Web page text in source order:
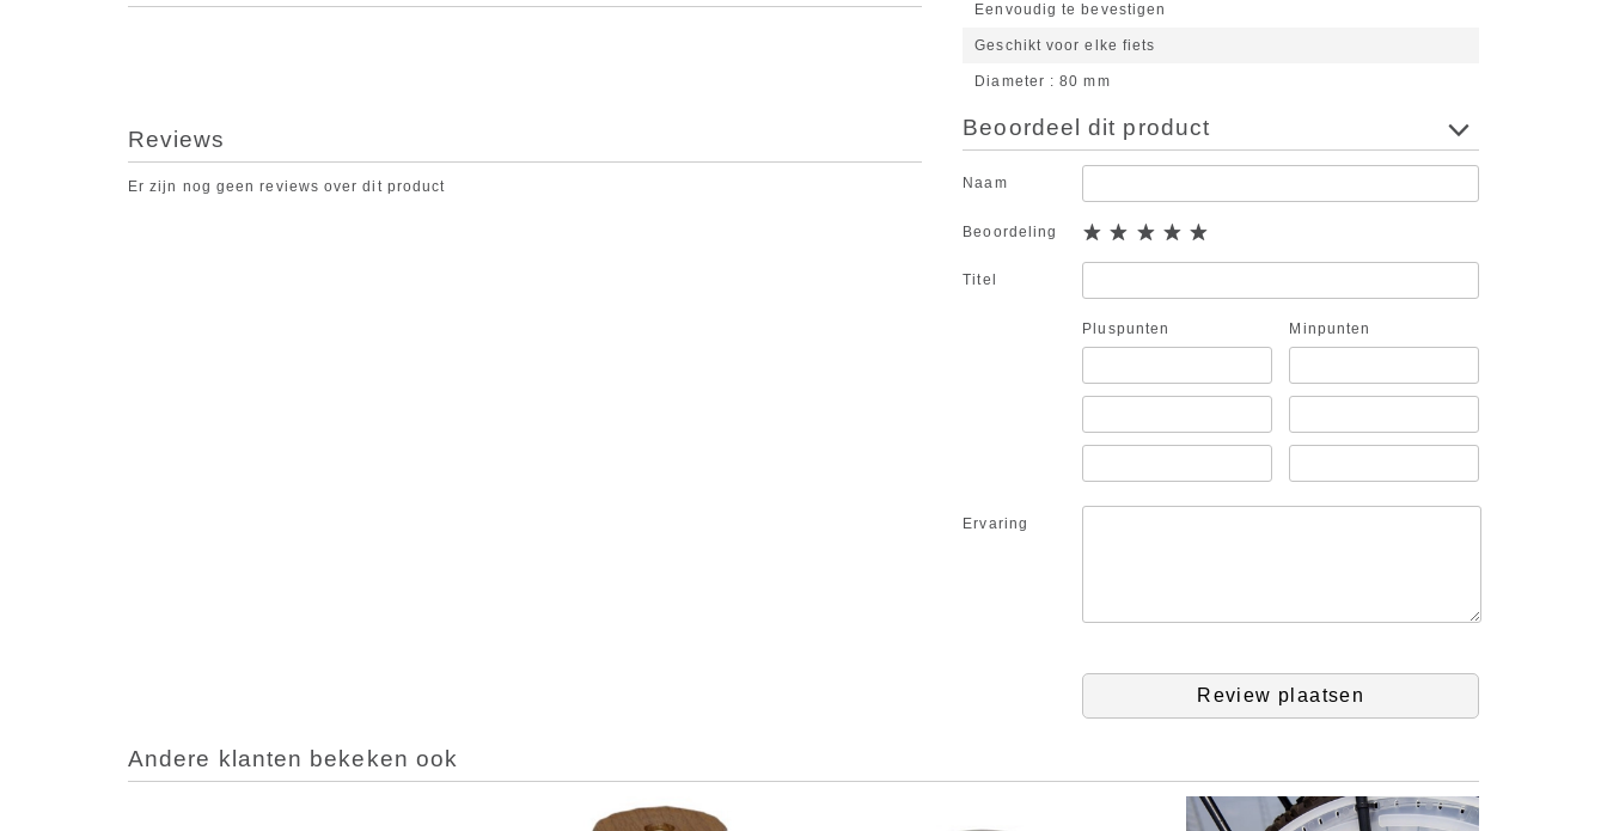
Eenvoudig te bevestigen
Geschikt voor elke fiets
Diameter 80 mm
Reviews
Er zijn nog geen reviews over dit product
Beoordeel dit product
Naam
Beoordeling
Titel
Pluspunten Minpunten
Ervaring
Review plaatsen
Andere klanten bekeken ook